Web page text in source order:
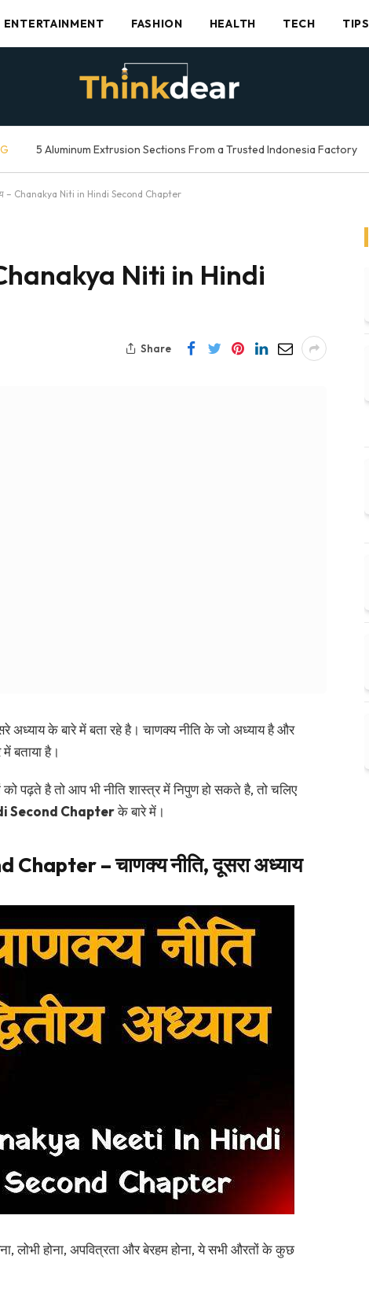
ENTERTAINMENT FASHION HEALTH TECH TIPS
5 Aluminum Extrusion Sections From a Trusted Indonesia Factory
– Chanakya Niti in Hindi Second Chapter
Chanakya Niti in Hindi
Share
के बारे में बता रहे है। चाणक्य नीति के जो अध्याय है और
बताया है।
को पढ़ते है तो आप भी नीति शास्त्र में निपुण हो सकते है, तो चलिए
Second Chapterके बारे में।
– चाणक्य नीति, दूसरा अध्याय
लोभी होना, अपवित्रता और बेरहम होना, ये सभी औरतों के कुछ